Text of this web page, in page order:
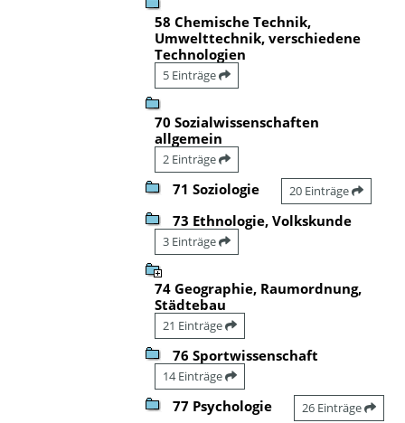
58 Chemische Technik,
Umwelttechnik, verschiedene
Technologien
5 Einträge
70 Sozialwissenschaften
allgemein
2 Einträge
71 Soziologie 20 Einträge
73 Ethnologie, Volkskunde
3 Einträge
74 Geographie, Raumordnung,
Städtebau
21 Einträge
76 Sportwissenschaft
14 Einträge
77 Psychologie 26 Einträge